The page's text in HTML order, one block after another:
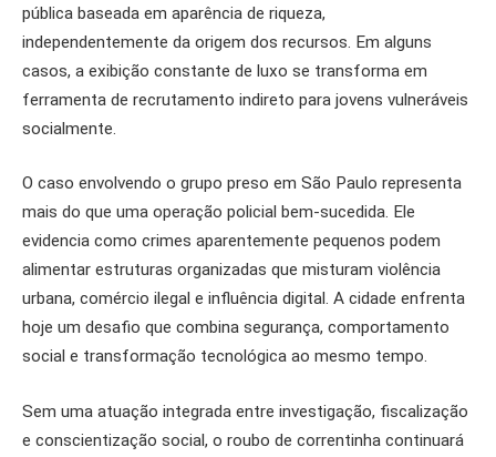
pública baseada em aparência de riqueza,
independentemente da origem dos recursos. Em alguns
casos, a exibição constante de luxo se transforma em
ferramenta de recrutamento indireto para jovens vulneráveis
socialmente.
O caso envolvendo o grupo preso em São Paulo representa
mais do que uma operação policial bem-sucedida. Ele
evidencia como crimes aparentemente pequenos podem
alimentar estruturas organizadas que misturam violência
urbana, comércio ilegal e influência digital. A cidade enfrenta
hoje um desafio que combina segurança, comportamento
social e transformação tecnológica ao mesmo tempo.
Sem uma atuação integrada entre investigação, fiscalização
e conscientização social, o roubo de correntinha continuará